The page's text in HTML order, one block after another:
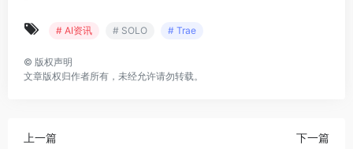
# AI资讯 # SOLO # Trae
© 版权声明
文章版权归作者所有，未经允许请勿转载。
上一篇 下一篇